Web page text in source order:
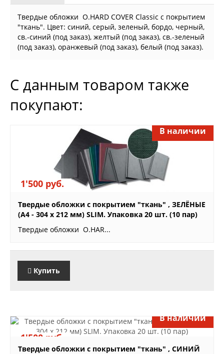
Твердые обложки O.HARD COVER Classic с покрытием
"ткань". Цвет: синий, серый, зеленый, бордо, черный,
св.-синий (под заказ), желтый (под заказ), св.-зеленый
(под заказ), оранжевый (под заказ), белый (под заказ).
С данным товаром также
покупают:
1'500 руб.
В наличии
Твердые обложки с покрытием "ткань" , ЗЕЛЁНЫЕ
(A4 - 304 x 212 мм) SLIM. Упаковка 20 шт. (10 пар)
Твердые обложки O.HAR...
Купить
1'500 руб.
В наличии
Твердые обложки с покрытием "ткань" , СИНИЙ